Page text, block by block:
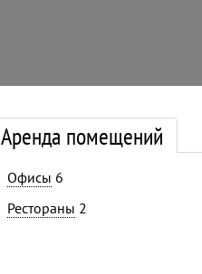
Аренда помещений
Офисы 6
Рестораны 2